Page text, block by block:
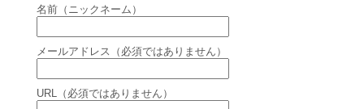
名前（ニックネーム）
メールアドレス（必須ではありません）
URL（必須ではありません）